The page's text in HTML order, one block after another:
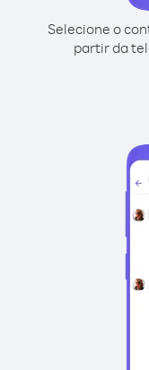
Selecione o
partir da